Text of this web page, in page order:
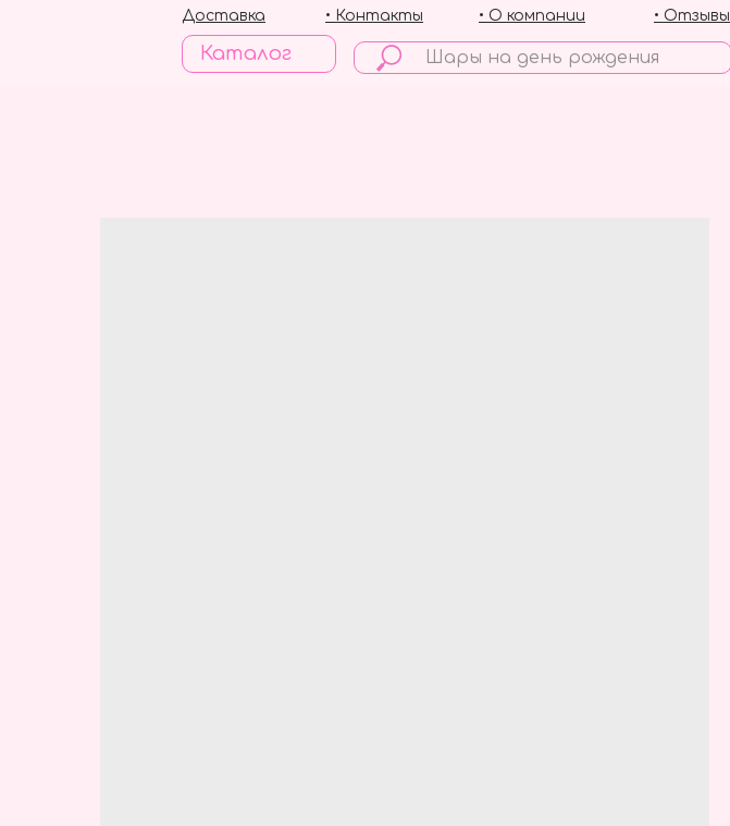
Каталог
• Отзывы
• О компании
• Контакты
Доставка